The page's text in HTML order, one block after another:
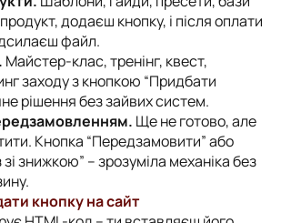
додаєш кнопку, і після оплати
файл.
Майстер-клас, тренінг, квест,
заходу з кнопкою “Придбати
рішення без зайвих систем.
Ще не готово, але
Кнопка “Передзамовити” або
знижкою” – зрозуміла механіка без
кнопку на сайт